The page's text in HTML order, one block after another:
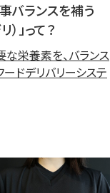
バランスを補う
」って？
栄養素を、バランス
ドデリバリーシステ